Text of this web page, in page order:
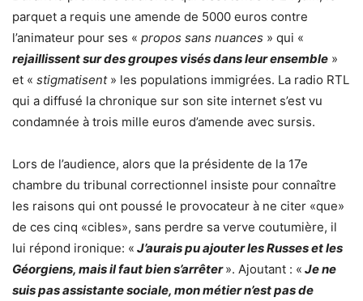
parquet a requis une amende de 5000 euros contre
l’animateur pour ses « propos sans nuances » qui «
rejaillissent sur des groupes visés dans leur ensemble »
et « stigmatisent » les populations immigrées. La radio RTL
qui a diffusé la chronique sur son site internet s’est vu
condamnée à trois mille euros d’amende avec sursis.
Lors de l’audience, alors que la présidente de la 17e
chambre du tribunal correctionnel insiste pour connaître
les raisons qui ont poussé le provocateur à ne citer «que»
de ces cinq «cibles», sans perdre sa verve coutumière, il
lui répond ironique: « J’aurais pu ajouter les Russes et les
Géorgiens, mais il faut bien s’arrêter ». Ajoutant : « Je ne
suis pas assistante sociale, mon métier n’est pas de